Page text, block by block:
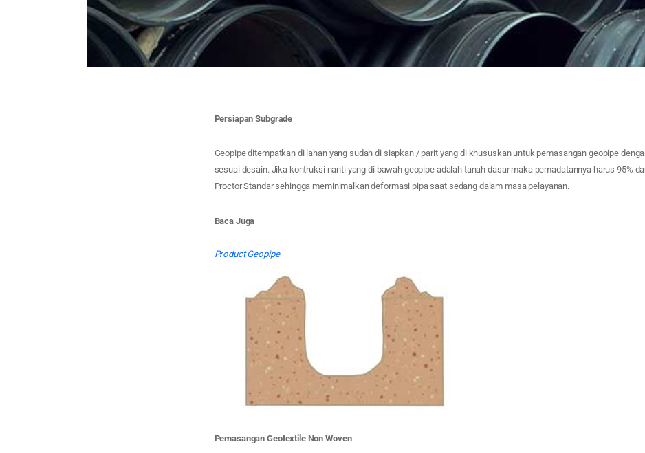
Persiapan Subgrade
Geopipe ditempatkan di lahan yang sudah di siapkan / parit yang di khususkan untuk pemasangan geopipe
sesuai desain. Jika kontruksi nanti yang di bawah geopipe adalah tanah dasar maka pemadatannya harus 95%
Proctor Standar sehingga meminimalkan deformasi pipa saat sedang dalam masa pelayanan.
Baca Juga
Product Geopipe
Pemasangan Geotextile Non Woven